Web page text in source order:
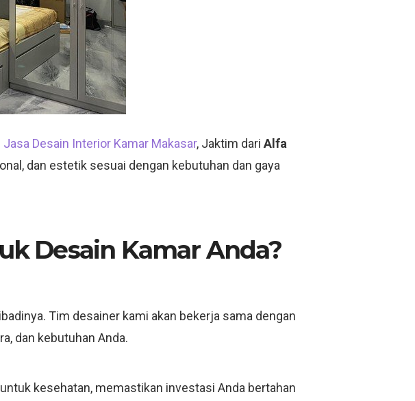
Jasa Desain Interior Kamar Makasar, Jaktim dari Alfa
dan estetik sesuai dengan kebutuhan dan gaya
Desain Kamar Anda?
Tim desainer kami akan bekerja sama dengan
dan kebutuhan Anda.
kesehatan, memastikan investasi Anda bertahan